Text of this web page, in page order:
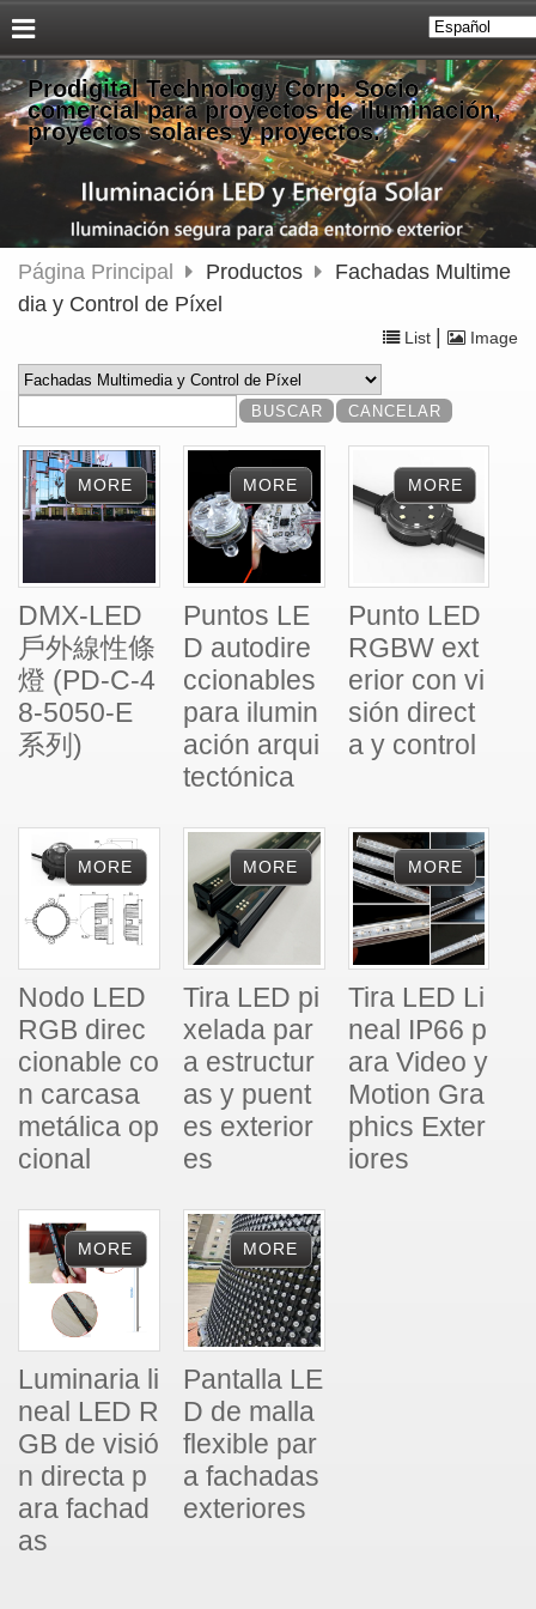
Prodigital Technology Corp. Socio
comercial para proyectos de iluminación,
proyectos solares y proyectos.
Página Principal Productos
Fachadas Multime
dia y Control de Píxel
List Image
DMX-LED
戶外線性條
燈 (PD-C-4
8-5050-E
系列)
Puntos LE
D autodire
ccionables
para ilumin
ación arqui
tectónica
Punto LED
RGBW ext
erior con vi
sión direct
a y control
Nodo LED
RGB direc
cionable co
n carcasa
metálica op
cional
Tira LED pi
xelada par
a estructur
as y puent
es exterior
es
Tira LED Li
neal IP66 p
ara Video y
Motion Gra
phics Exter
iores
Luminaria li
neal LED R
GB de visió
n directa p
ara fachad
as
Pantalla LE
D de malla
flexible par
a fachadas
exteriores